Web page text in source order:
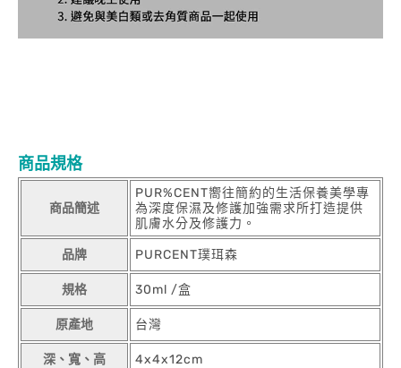
商品規格
商品簡述
PUR%CENT嚮往簡約的生活保養美學專
為深度保濕及修護加強需求所打造提供
肌膚水分及修護力。
品牌 PURCENT璞珥森
規格 30ml /盒
原產地 台灣
深、寬、高 4x4x12cm